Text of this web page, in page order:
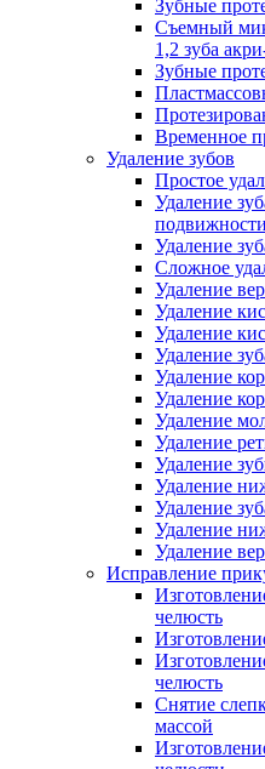
Зубные
Съемный
1,2 зуба
Зубные
Временное
Удаление зубов
Простое
Удаление
подвижности
Удаление
Сложное
Удаление
Удаление
Удаление
Удаление
Удаление
Удаление
Удаление
Удаление
Удаление
Удаление
Удаление
Удаление
Удаление
Исправление
челюсть
челюсть
Снятие
массой